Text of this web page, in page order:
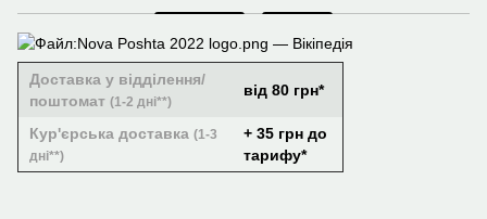
Доставка у відділення/
поштомат (1-2 дні**)
від 80 грн*
Кур'єрська доставка (1-3
дні**)
+ 35 грн до
тарифу*